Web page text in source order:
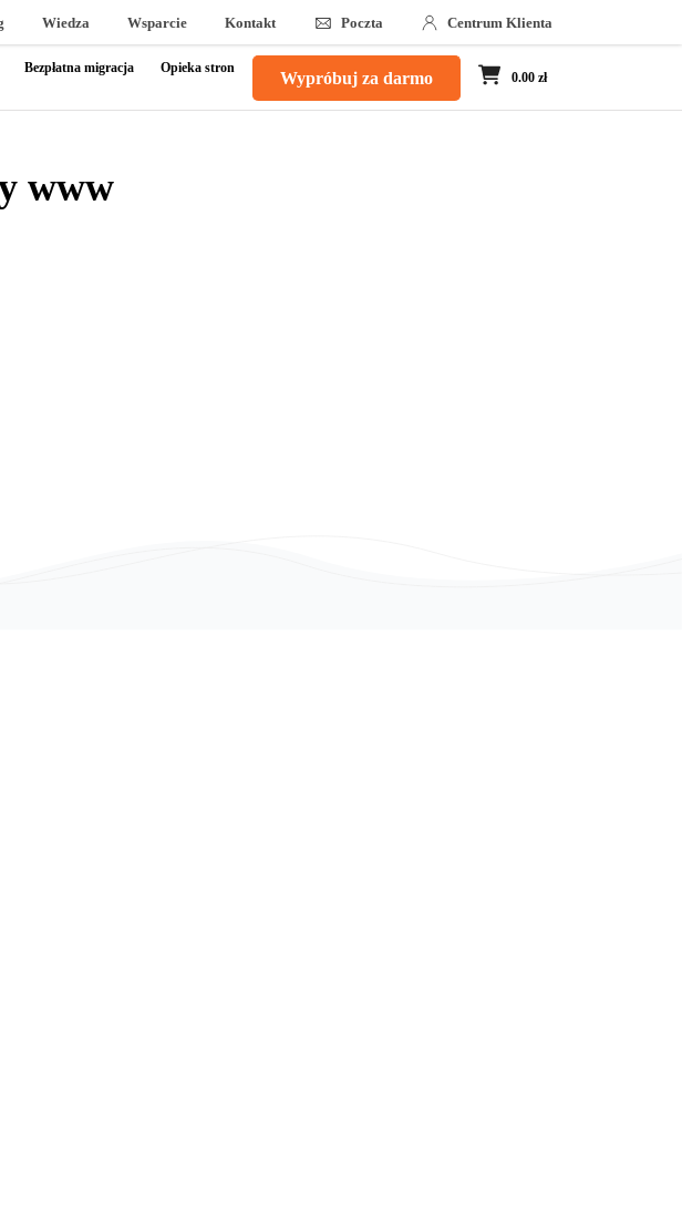
Wiedza Wsparcie Kontakt Poczta Centrum Klienta
Bezpłatna migracja Opieka stron
Wypróbuj za darmo 0.00 zł
www